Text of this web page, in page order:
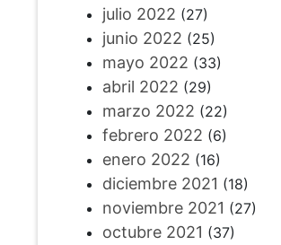
julio 2022 (27)
junio 2022 (25)
mayo 2022 (33)
abril 2022 (29)
marzo 2022 (22)
febrero 2022 (6)
enero 2022 (16)
diciembre 2021 (18)
noviembre 2021 (27)
octubre 2021 (37)